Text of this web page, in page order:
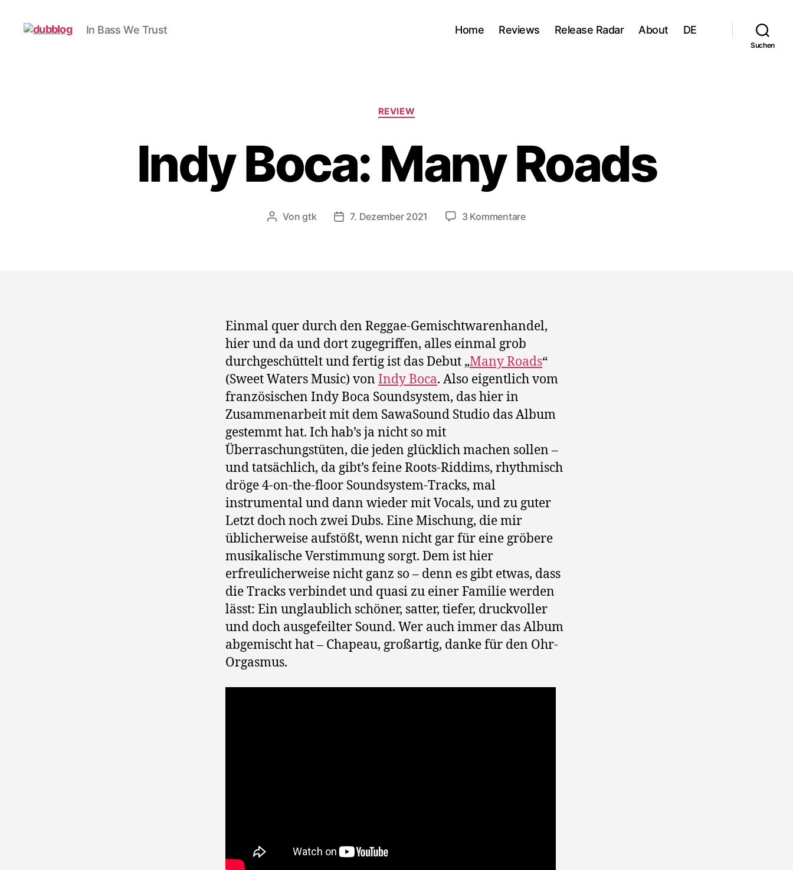
In Bass We Trust Home Reviews Release Radar About DE
Suchen
Kategorien
REVIEW
Indy Boca: Many Roads
Beitragsautor
Vongtk Veröffentlichungsdatum
7. Dezember 2021 3 Kommentarezu
Einmal quer durch den Reggae-Gemischtwarenhandel,
hier und da und dort zugegriffen, alles einmal grob
durchgeschüttelt und fertig ist das Debut „Many Roads“
(Sweet Waters Music) von Indy Boca. Also eigentlich vom
französischen Indy Boca Soundsystem, das hier in
Zusammenarbeit mit dem SawaSound Studio das Album
gestemmt hat. Ich hab’s ja nicht so mit
Überraschungstüten, die jeden glücklich machen sollen –
und tatsächlich, da gibt’s feine Roots-Riddims, rhythmisch
dröge 4-on-the-floor Soundsystem-Tracks, mal
instrumental und dann wieder mit Vocals, und zu guter
Letzt doch noch zwei Dubs. Eine Mischung, die mir
üblicherweise aufstößt, wenn nicht gar für eine gröbere
musikalische Verstimmung sorgt. Dem ist hier
erfreulicherweise nicht ganz so – denn es gibt etwas, dass
die Tracks verbindet und quasi zu einer Familie werden
lässt: Ein unglaublich schöner, satter, tiefer, druckvoller
und doch ausgefeilter Sound. Wer auch immer das Album
abgemischt hat – Chapeau, großartig, danke für den Ohr-
Orgasmus.